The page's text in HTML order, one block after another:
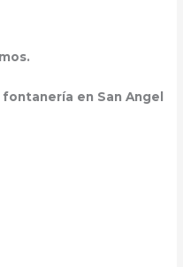
en San Angel